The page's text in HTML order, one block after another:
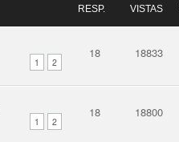
RESP. VISTAS
1 2
18 18833
1 2
18 18800